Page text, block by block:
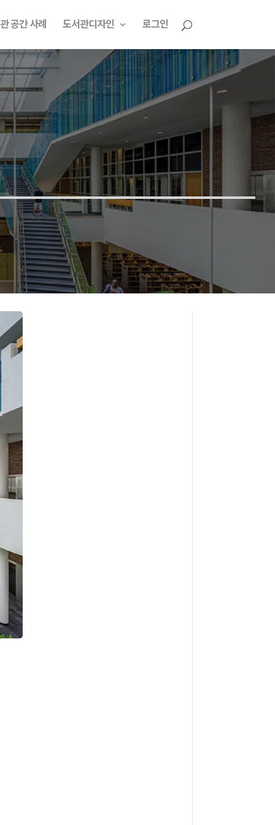
공간 사례 도서관디자인 로그인